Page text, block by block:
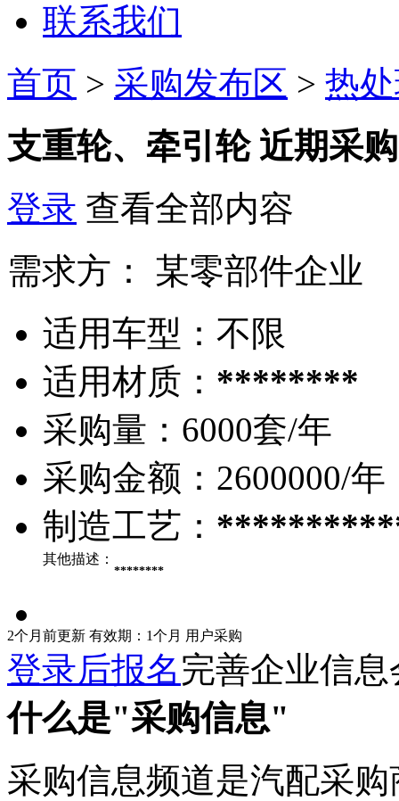
联系我们
首页 > 采购发布区 > 热
支重轮、牵引轮 近期采购
登录 查看全部内容
需求方：
某零部件企业
适用车型： 不限
适用材质： ********
采购量： 6000套/年
采购金额： 2600000/年
制造工艺：
其他描述：
********
2个月前更新 有效期：1个月 用户采购
登录后报名完善企业信
什么是"采购信息"
采购信息频道是汽配采